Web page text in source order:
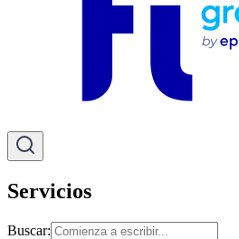
Servicios
Buscar: